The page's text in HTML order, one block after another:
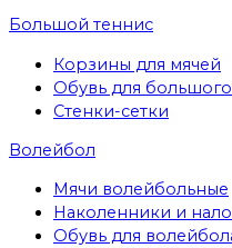
Большой теннис
Корзины для мячей
Обувь для
Стенки-сетки
Волейбол
Мячи волейбольные
Наколенники и
Обувь для